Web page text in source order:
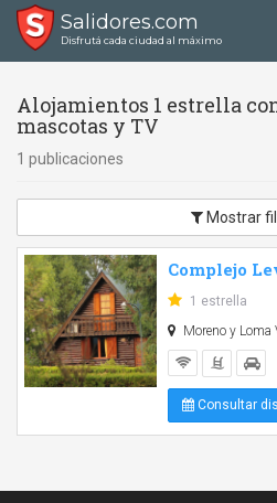
Salidores.com
Disfrutá cada ciudad al máximo
Alojamientos 1 estrella
mascotas y TV
1 publicaciones
Mostrar
Complejo
1 estrella
Moreno y Loma
Consultar